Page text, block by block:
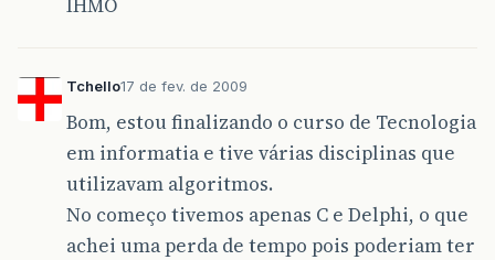
Tchello17 de fev. de 2009
Bom, estou finalizando o curso de Tecnologia
em informatia e tive várias disciplinas que
utilizavam algoritmos.
No começo tivemos apenas C e Delphi, o que
achei uma perda de tempo pois poderiam ter